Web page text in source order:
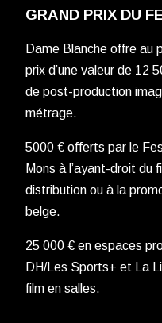
GRAND PRIX DU
Dame Blanche offre au
prix d’une valeur de 12
de post-production
métrage.
5000 € offerts par le
Mons à l’ayant-droit du
distribution ou à la
belge.
25 000 € en espaces
DH/Les Sports+ et La
film en salles.